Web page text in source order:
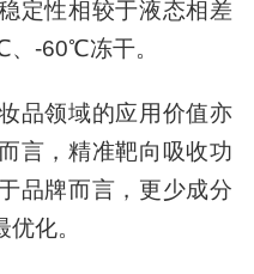
定性相较于液态相差
-60℃冻干。
品领域的应用价值亦
言，精准靶向吸收功
品牌而言，更少成分
化。